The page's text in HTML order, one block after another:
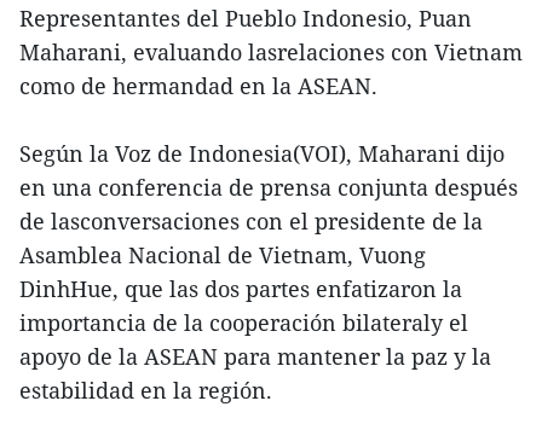
Representantes del Pueblo Indonesio, Puan
Maharani, evaluando lasrelaciones con Vietnam
como de hermandad en la ASEAN.
Según la Voz de Indonesia(VOI), Maharani dijo
en una conferencia de prensa conjunta después
de lasconversaciones con el presidente de la
Asamblea Nacional de Vietnam, Vuong
DinhHue, que las dos partes enfatizaron la
importancia de la cooperación bilateraly el
apoyo de la ASEAN para mantener la paz y la
estabilidad en la región.